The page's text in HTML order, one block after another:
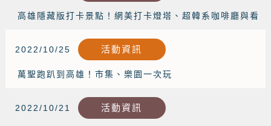
高雄隱藏版打卡景點！網美打卡燈塔、超韓系咖啡廳與看
2022/10/25
活動資訊
萬聖跑趴到高雄！市集、樂園一次玩
2022/10/21 活動資訊